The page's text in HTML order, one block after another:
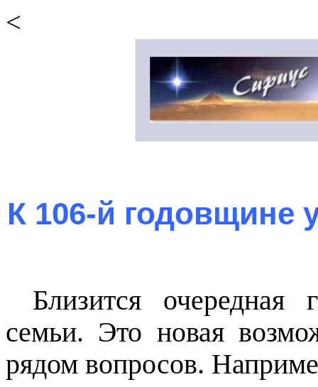
<
К 106-й годовщине
Близится очередная
семьи. Это новая
рядом вопросов.